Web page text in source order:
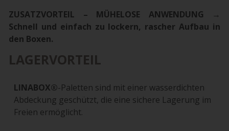
ZUSATZVORTEIL – MÜHELOSE ANWENDUNG →
Schnell und einfach zu lockern, rascher Aufbau in
den Boxen.
LAGERVORTEIL
LINABOX®-Paletten sind mit einer wasserdichten
Abdeckung geschützt, die eine sichere Lagerung im
Freien ermöglicht.